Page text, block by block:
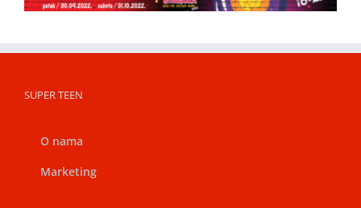
SUPER TEEN
O nama
Marketing